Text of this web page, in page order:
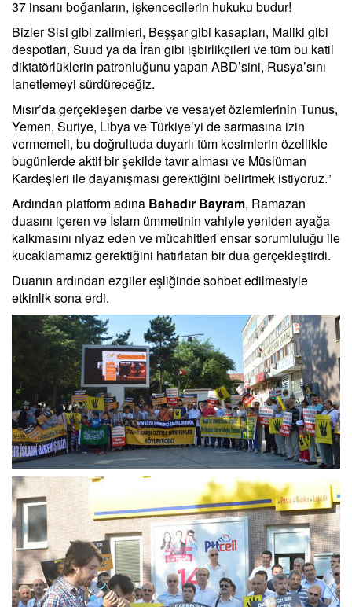
37 insanı boğanların, işkencecilerin hukuku budur!
Bizler Sisi gibi zalimleri, Beşşar gibi kasapları, Maliki gibi
despotları, Suud ya da İran gibi işbirlikçileri ve tüm bu katil
diktatörlüklerin patronluğunu yapan ABD’sini, Rusya’sını
lanetlemeyi sürdüreceğiz.
Mısır’da gerçekleşen darbe ve vesayet özlemlerinin Tunus,
Yemen, Suriye, Libya ve Türkiye’yi de sarmasına izin
vermemeli, bu doğrultuda duyarlı tüm kesimlerin özellikle
bugünlerde aktif bir şekilde tavır alması ve Müslüman
Kardeşleri ile dayanışması gerektiğini belirtmek istiyoruz.”
Ardından platform adına Bahadır Bayram, Ramazan
duasını içeren ve İslam ümmetinin vahiyle yeniden ayağa
kalkmasını niyaz eden ve mücahitleri ensar sorumluluğu ile
kucaklamamız gerektiğini hatırlatan bir dua gerçekleştirdi.
Duanın ardından ezgiler eşliğinde sohbet edilmesiyle
etkinlik sona erdi.